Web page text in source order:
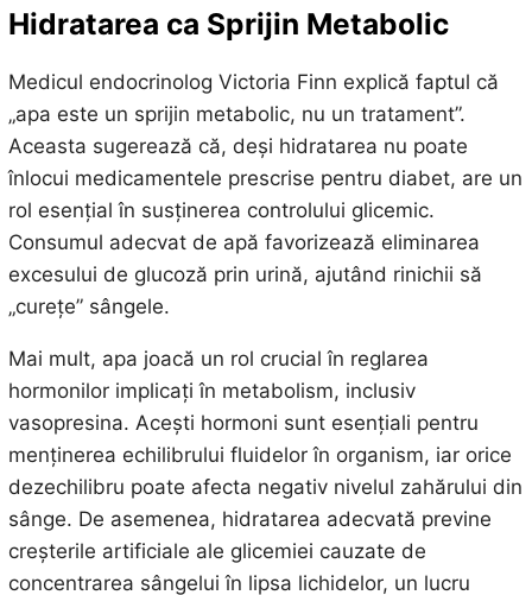
Hidratarea ca Sprijin Metabolic
Medicul endocrinolog Victoria Finn explică faptul că
„apa este un sprijin metabolic, nu un tratament”.
Aceasta sugerează că, deși hidratarea nu poate
înlocui medicamentele prescrise pentru diabet, are un
rol esențial în susținerea controlului glicemic.
Consumul adecvat de apă favorizează eliminarea
excesului de glucoză prin urină, ajutând rinichii să
„curețe” sângele.
Mai mult, apa joacă un rol crucial în reglarea
hormonilor implicați în metabolism, inclusiv
vasopresina. Acești hormoni sunt esențiali pentru
menținerea echilibrului fluidelor în organism, iar orice
dezechilibru poate afecta negativ nivelul zahărului din
sânge. De asemenea, hidratarea adecvată previne
creșterile artificiale ale glicemiei cauzate de
concentrarea sângelui în lipsa lichidelor, un lucru